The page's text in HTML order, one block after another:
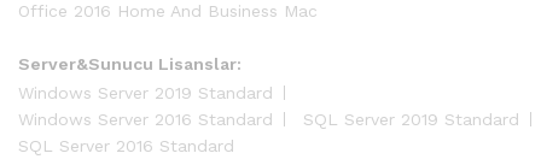
Office 2016 Home And Business Mac
Server&Sunucu Lisanslar:
Windows Server 2019 Standard
Windows Server 2016 Standard
SQL Server 2019 Standard
SQL Server 2016 Standard